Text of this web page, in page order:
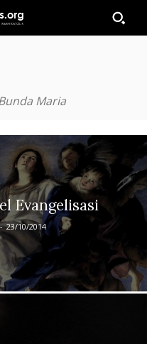
Maria
Evangelisasi
- 23/10/2014